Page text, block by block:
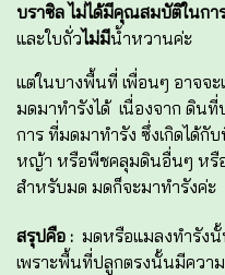
บราซิล ไม่ได้มีคุณสมบัติในกา
และใบถั่วไม่มีน้ำหวานค่ะ
แต่ในบางพื้นที่ เพื่อนๆ อาจจ
มดมาทำรังได้ เนื่องจาก ดิน
การ ที่มดมาทำรัง ซึ่งเกิดได้กั
หญ้า หรือพืชคลุมดินอื่นๆ หรื
สำหรับมด มดก็จะมาทำรังค่ะ
สรุปคือ : มดหรือแมลงทำรัง
เพราะพื้นที่ปลูกตรงนั้นมีควา